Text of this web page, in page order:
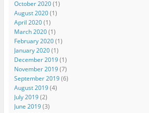
October 2020(1)
August 2020(1)
April 2020(1)
March 2020(1)
February 2020(1)
January 2020(1)
December 2019(1)
November 2019(7)
September 2019(6)
August 2019(4)
July 2019(2)
June 2019(3)